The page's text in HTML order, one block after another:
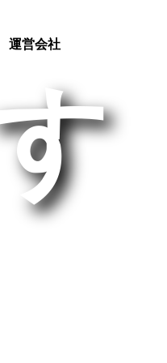
運営会社